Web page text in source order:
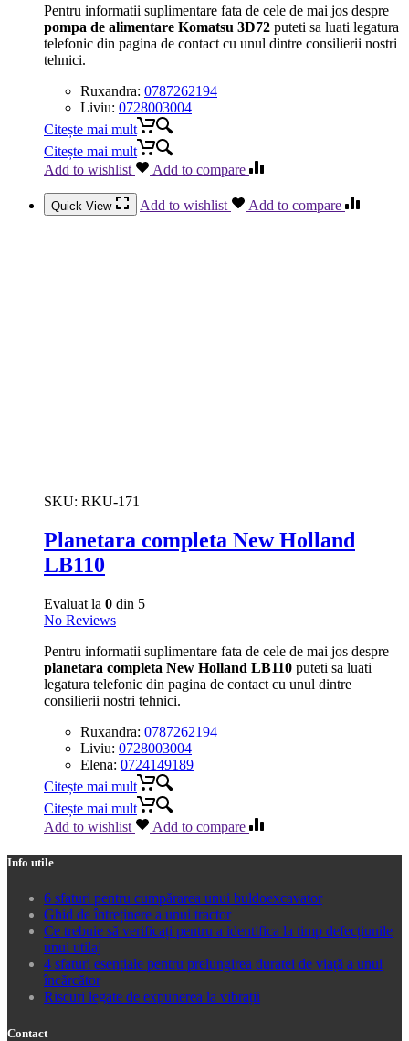
Pentru informatii suplimentare fata de cele de mai jos despre
pompa de alimentare Komatsu 3D72 puteti sa luati legatura
telefonic din pagina de contact cu unul dintre consilierii nostri
tehnici.
Ruxandra: 0787262194
Liviu: 0728003004
Citește mai mult
Citește mai mult
Add to wishlist
Add to compare
Quick View Add to wishlist Add to compare
SKU: RKU-171
Planetara completa New Holland
LB110
Evaluat la 0 din 5
No Reviews
Pentru informatii suplimentare fata de cele de mai jos despre
planetara completa New Holland LB110 puteti sa luati
legatura telefonic din pagina de contact cu unul dintre
consilierii nostri tehnici.
Ruxandra: 0787262194
Liviu: 0728003004
Elena: 0724149189
Citește mai mult
Citește mai mult
Add to wishlist
Add to compare
Info utile
6 sfaturi pentru cumpărarea unui buldoexcavator
Ghid de întreținere a unui tractor
Ce trebuie să verificați pentru a identifica la timp defecțiunile
unui utilaj
4 sfaturi esențiale pentru prelungirea duratei de viață a unui
încărcător
Riscuri legate de expunerea la vibrații
Contact